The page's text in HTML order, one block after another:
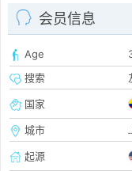
会员信息
Age
搜索
国家
城市
起源